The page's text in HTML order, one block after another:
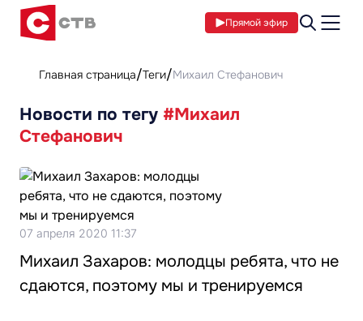
Прямой эфир
Главная страница Теги Михаил Стефанович
Новости по тегу #Михаил
Стефанович
07 апреля 2020 11:37
Михаил Захаров: молодцы ребята, что не
сдаются, поэтому мы и тренируемся